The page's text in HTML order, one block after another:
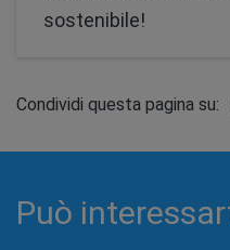
sostenibile!
Condividi questa pagina su:
Può